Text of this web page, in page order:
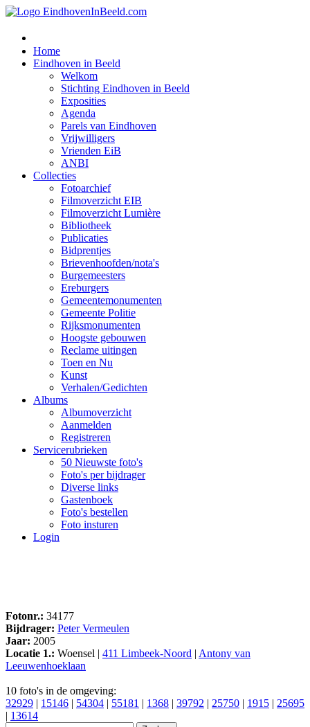
Home
Eindhoven in Beeld
Welkom
Stichting Eindhoven in Beeld
Exposities
Agenda
Parels van Eindhoven
Vrijwilligers
Vrienden EiB
ANBI
Collecties
Fotoarchief
Filmoverzicht EIB
Filmoverzicht Lumière
Bibliotheek
Publicaties
Bidprentjes
Brievenhoofden/nota's
Burgemeesters
Ereburgers
Gemeentemonumenten
Gemeente Politie
Rijksmonumenten
Hoogste gebouwen
Reclame uitingen
Toen en Nu
Kunst
Verhalen/Gedichten
Albums
Albumoverzicht
Aanmelden
Registreren
Servicerubrieken
50 Nieuwste foto's
Foto's per bijdrager
Diverse links
Gastenboek
Foto's bestellen
Foto insturen
Login
Fotonr.: 34177
Bijdrager: Peter Vermeulen
Jaar: 2005
Locatie 1.: Woensel | 411 Limbeek-Noord | Antony van
Leeuwenhoeklaan
10 foto's in de omgeving:
32929 | 15146 | 54304 | 55181 | 1368 | 39792 | 25750 | 1915 | 25695
| 13614